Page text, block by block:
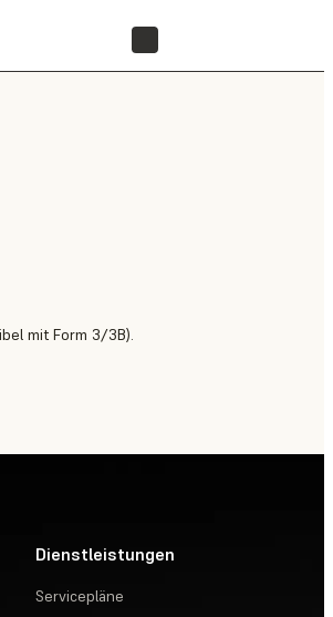
mit Form 3/3B).
Dienstleistungen
Servicepläne